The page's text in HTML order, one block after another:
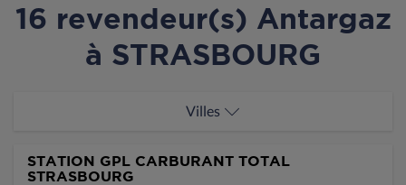
16 revendeur(s) Antargaz
à STRASBOURG
Villes
STATION GPL CARBURANT TOTAL
STRASBOURG